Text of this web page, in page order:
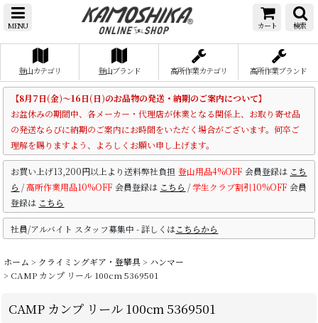
MENU カート 検索
登山カテゴリ 登山ブランド 高所作業カテゴリ 高所作業ブランド
【8月7日(金)～16日(日)のお品物の発送・納期のご案内について】
お盆休みの期間中、各メーカー・代理店が休業となる関係上、お取り寄せ品
の発送ならびに納期のご案内にお時間をいただく場合がございます。何卒ご
理解を賜りますよう、よろしくお願い申し上げます。
お買い上げ13,200円以上より送料弊社負担 登山用品4%OFF 会員登録は こち
ら /高所作業用品10%OFF 会員登録は こちら /学生クラブ割引10%OFF 会員
登録は こちら
社員/アルバイト スタッフ募集中 - 詳しくはこちらから
ホーム > クライミングギア・登攀具> ハンマー
> CAMP カンプ リール 100cm 5369501
CAMP カンプ リール 100cm 5369501